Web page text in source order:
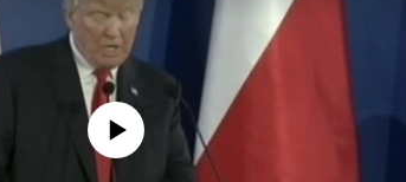
source currently available